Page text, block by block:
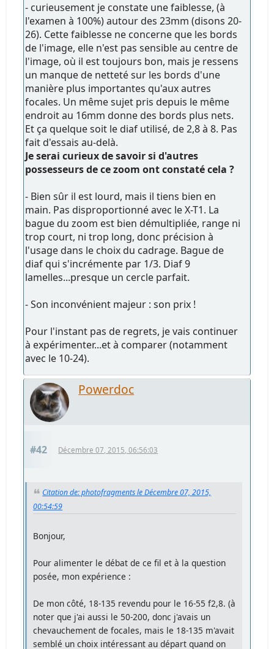
- curieusement je constate une faiblesse, (à
l'examen à 100%) autour des 23mm (disons 20-
26). Cette faiblesse ne concerne que les bords
de l'image, elle n'est pas sensible au centre de
l'image, où il est toujours bon, mais je ressens
un manque de netteté sur les bords d'une
manière plus importantes qu'aux autres
focales. Un même sujet pris depuis le même
endroit au 16mm donne des bords plus nets.
Et ça quelque soit le diaf utilisé, de 2,8 à 8. Pas
fait d'essais au-delà.
Je serai curieux de savoir si d'autres
possesseurs de ce zoom ont constaté cela ?
- Bien sûr il est lourd, mais il tiens bien en
main. Pas disproportionné avec le X-T1. La
bague du zoom est bien démultipliée, range ni
trop court, ni trop long, donc précision à
l'usage dans le choix du cadrage. Bague de
diaf qui s'incrémente par 1/3. Diaf 9
lamelles...presque un cercle parfait.
- Son inconvénient majeur : son prix !
Pour l'instant pas de regrets, je vais continuer
à expérimenter...et à comparer (notamment
avec le 10-24).
Powerdoc
#42 Décembre 07, 2015, 06:56:03
Citation de: photofragments le Décembre 07, 2015,
00:54:59
Bonjour,
Pour alimenter le débat de ce fil et à la question
posée, mon expérience :
De mon côté, 18-135 revendu pour le 16-55 f2,8. (à
noter que j'ai aussi le 50-200, donc j'avais un
chevauchement de focales, mais le 18-135 m'avait
semblé un choix intéressant au départ quand on